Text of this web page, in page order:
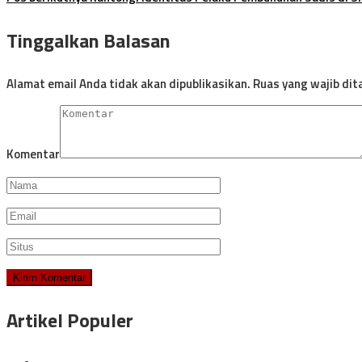
Tinggalkan Balasan
Alamat email Anda tidak akan dipublikasikan. Ruas yang wajib
Komentar
Artikel Populer